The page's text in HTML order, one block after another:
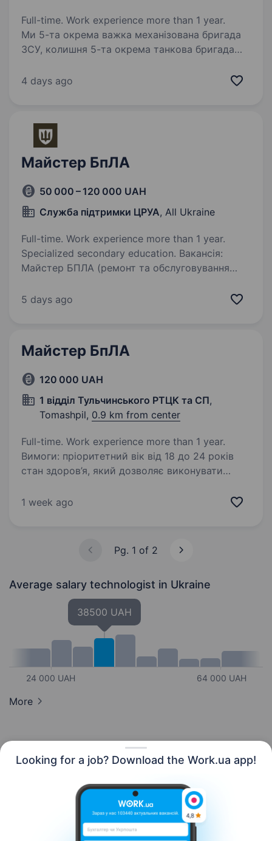
Looking for a job? Download the Work.ua app!
Full-time. Work experience more than 1 year.
Ми 5-та окрема важка механізована бригада
ЗСУ, колишня 5-та окрема танкова бригада
визнання в битві за Бахмут, коли його
4 days ago
Майстер БпЛА
50 000 – 120 000 UAH
Служба підтримки ЦРУА, All Ukraine
Full-time. Work experience more than 1 year.
Specialized secondary education. Вакансія:
Майстер БПЛА (ремонт та обслуговування
бригада «Едельвейс» До складу батальйону
5 days ago
Майстер БпЛА
120 000 UAH
1 відділ Тульчинського РТЦК та СП,
Tomashpil, 0.9 km from center
Full-time. Work experience more than 1 year.
Вимоги: пріоритетний вік від 18 до 24 років
стан здоров’я, який дозволяє виконувати
готовність до фізичних та психологічних
1 week ago
Pg. 1 of 2
Average salary technologist in Ukraine
24 000 UAH
38500 UAH
64 000 UAH
More